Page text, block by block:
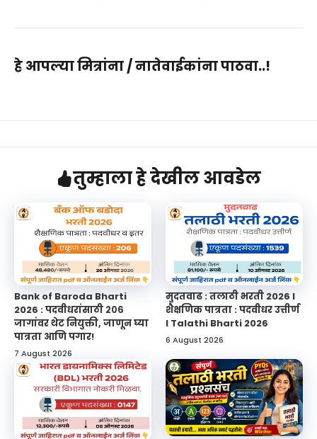
हे आपल्या मित्रांना / नातेवाईकांना पाठवा..!
तुम्हाला हे देखील आवडेल
Bank of Baroda Bharti
2026 : पदवीधरांसाठी २०६
जागांवर थेट नियुक्ती, जाणून घ्या
पात्रता आणि पगार!
7 August 2026
मुदतवाढ : तलाठी भरती 2026 l
शैक्षणिक पात्रता : पदवीधर उत्तीर्ण
l Talathi Bharti 2026
6 August 2026